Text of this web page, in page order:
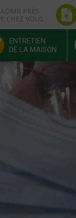
PRÈS
CHEZ VOUS
ENTRETIEN
DE LA MAISON